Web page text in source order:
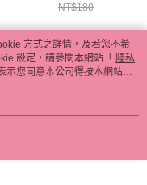
NT$180
方式之詳情，及若您不希
設定，請參閱本網站「 隱私
示您同意本公司得按本網站使